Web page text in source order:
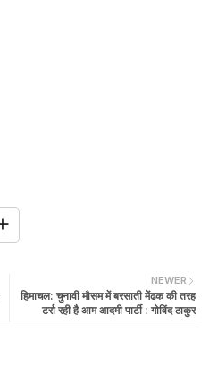
NEWER
हिमाचल: चुनावी मौसम में बरसाती मेंढक की तरह
टर्रा रही है आम आदमी पार्टी : गोविंद ठाकुर